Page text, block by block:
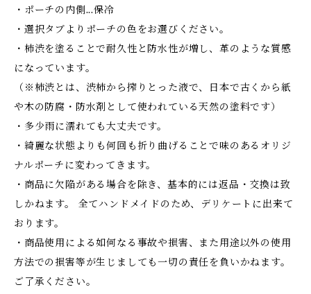
・ポーチの内側...保冷
・選択タブよりポーチの色をお選びください。
・柿渋を塗ることで耐久性と防水性が増し、革のような質感
になっています。
（※柿渋とは、渋柿から搾りとった液で、日本で古くから紙
や木の防腐・防水剤として使われている天然の塗料です）
・多少雨に濡れても大丈夫です。
・綺麗な状態よりも何回も折り曲げることで味のあるオリジ
ナルポーチに変わってきます。
・商品に欠陥がある場合を除き、基本的には返品・交換は致
しかねます。 全てハンドメイドのため、デリケートに出来て
おります。
・商品使用による如何なる事故や損害、また用途以外の使用
方法での損害等が生じましても一切の責任を負いかねます。
ご了承ください。